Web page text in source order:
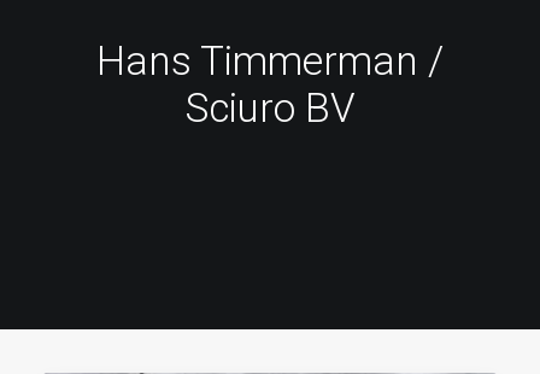
Hans Timmerman /
Sciuro BV